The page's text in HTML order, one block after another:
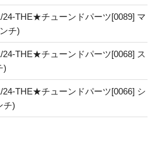
24-THE★チューンドパーツ[0089] マ
チ)
24-THE★チューンドパーツ[0068] ス
)
24-THE★チューンドパーツ[0066] シ
チ)